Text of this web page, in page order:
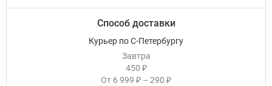
Способ доставки
Курьер по С-Петербургу
Завтра
450 ₽
От 6 999 ₽ – 290 ₽